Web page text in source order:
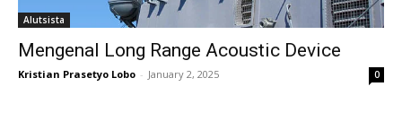
Alutsista
Mengenal Long Range Acoustic Device
Kristian Prasetyo Lobo - January 2, 2025 0